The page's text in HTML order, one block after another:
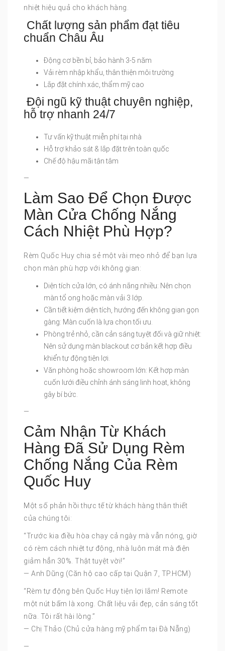
nhiệt hiệu quả cho khách hàng.
Chất lượng sản phẩm đạt tiêu
chuẩn Châu Âu
Động cơ bền bỉ, bảo hành 3-5 năm
Vải rèm nhập khẩu, thân thiện môi trường
Lắp đặt chính xác, thẩm mỹ cao
Đội ngũ kỹ thuật chuyên nghiệp,
hỗ trợ nhanh 24/7
Tư vấn kỹ thuật miễn phí tại nhà
Hỗ trợ khảo sát & lắp đặt trên toàn quốc
Chế độ hậu mãi tận tâm
—
Làm Sao Để Chọn Được
Màn Cửa Chống Nắng
Cách Nhiệt Phù Hợp?
Rèm Quốc Huy chia sẻ một vài mẹo nhỏ để bạn lựa
chọn màn phù hợp với không gian:
Diện tích cửa lớn, có ánh nắng nhiều: Nên chọn
màn tổ ong hoặc màn vải 3 lớp.
Cần tiết kiệm diện tích, hướng đến không gian gọn
gàng: Màn cuốn là lựa chọn tối ưu.
Phòng trẻ nhỏ, cần cản sáng tuyệt đối và giữ nhiệt:
Nên sử dụng màn blackout cơ bản kết hợp điều
khiển tự động tiện lợi.
Văn phòng hoặc showroom lớn: Kết hợp màn
cuốn lưới điều chỉnh ánh sáng linh hoạt, không
gây bí bức.
—
Cảm Nhận Từ Khách
Hàng Đã Sử Dụng Rèm
Chống Nắng Của Rèm
Quốc Huy
Một số phản hồi thực tế từ khách hàng thân thiết
của chúng tôi:
“Trước kia điều hòa chạy cả ngày mà vẫn nóng, giờ
có rèm cách nhiệt tự động, nhà luôn mát mà điện
giảm hẳn 30%. Thật tuyệt vời!”
— Anh Dũng (Căn hộ cao cấp tại Quận 7, TP.HCM)
“Rèm tự động bên Quốc Huy tiện lợi lắm! Remote
một nút bấm là xong. Chất liệu vải đẹp, cản sáng tốt
nữa. Tôi rất hài lòng.”
— Chị Thảo (Chủ cửa hàng mỹ phẩm tại Đà Nẵng)
—